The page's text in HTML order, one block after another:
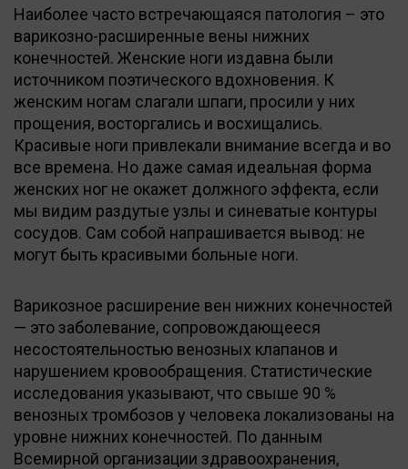
Наиболее часто встречающаяся патология – это
варикозно-расширенные вены нижних
конечностей. Женские ноги издавна были
источником поэтического вдохновения. К
женским ногам слагали шпаги, просили у них
прощения, восторгались и восхищались.
Красивые ноги привлекали внимание всегда и во
все времена. Но даже самая идеальная форма
женских ног не окажет должного эффекта, если
мы видим раздутые узлы и синеватые контуры
сосудов. Сам собой напрашивается вывод: не
могут быть красивыми больные ноги.
Варикозное расширение вен нижних конечностей
— это заболевание, сопровождающееся
несостоятельностью венозных клапанов и
нарушением кровообращения. Статистические
исследования указывают, что свыше 90 %
венозных тромбозов у человека локализованы на
уровне нижних конечностей. По данным
Всемирной организации здравоохранения,